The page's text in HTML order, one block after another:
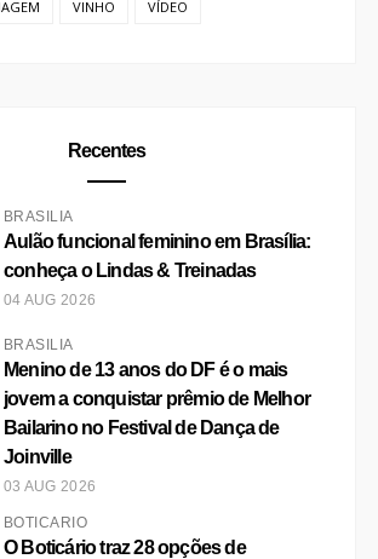
VINHO VÍDEO
Recentes
BRASÍLIA
Aulão funcional feminino em Brasília:
conheça o Lindas & Treinadas
04 AUG 2026
BRASÍLIA
Menino de 13 anos do DF é o mais
jovem a conquistar prêmio de Melhor
Bailarino no Festival de Dança de
Joinville
03 AUG 2026
BOTICÁRIO
O Boticário traz 28 opções de